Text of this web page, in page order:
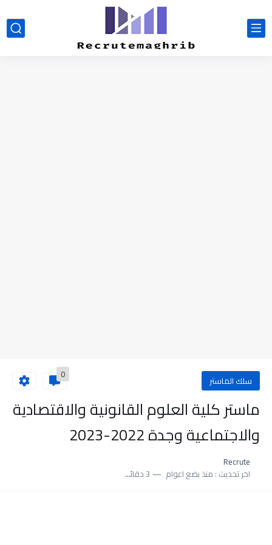
سلك الماستر 0
ماستر كلية العلوم القانونية والاقتصادية
والاجتماعية وجدة 2022-2023
Recrute
اخر تحديث : منذ بضع اعوام 3 دقائق للقراءة